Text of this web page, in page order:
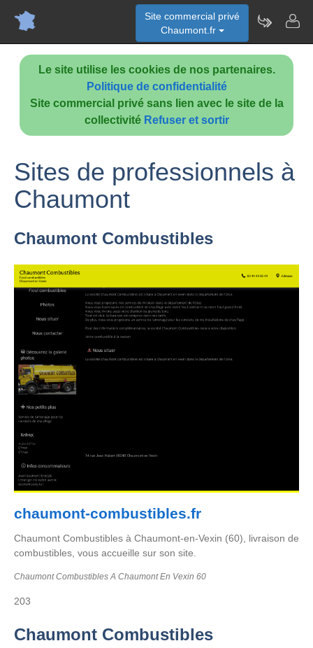
Le site utilise les cookies de nos partenaires.
Politique de confidentialité
Site commercial privé sans lien avec le site de la
collectivité Refuser et sortir
Site commercial privé
Chaumont.fr
Sites de professionnels à
Chaumont
Chaumont Combustibles
chaumont-combustibles.fr
Chaumont Combustibles à Chaumont-en-Vexin (60), livraison de
combustibles, vous accueille sur son site.
Chaumont Combustibles A Chaumont En Vexin 60
203
Chaumont Combustibles